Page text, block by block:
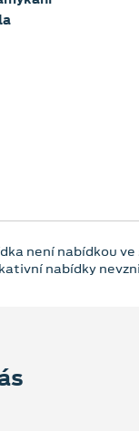
není nabídkou ve
nabídky